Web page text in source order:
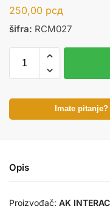
250,00 рсд
šifra: RCM027
Imate
Opis
Proizvođač: AK